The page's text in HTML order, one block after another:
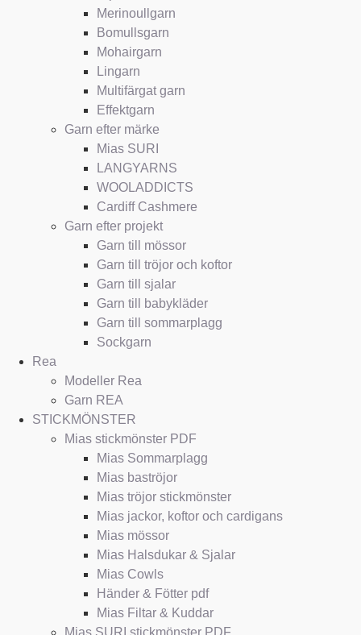
Merinoullgarn
Bomullsgarn
Mohairgarn
Lingarn
Multifärgat garn
Effektgarn
Garn efter märke
Mias SURI
LANGYARNS
WOOLADDICTS
Cardiff Cashmere
Garn efter projekt
Garn till mössor
Garn till tröjor och koftor
Garn till sjalar
Garn till babykläder
Garn till sommarplagg
Sockgarn
Rea
Modeller Rea
Garn REA
STICKMÖNSTER
Mias stickmönster PDF
Mias Sommarplagg
Mias baströjor
Mias tröjor stickmönster
Mias jackor, koftor och cardigans
Mias mössor
Mias Halsdukar & Sjalar
Mias Cowls
Händer & Fötter pdf
Mias Filtar & Kuddar
Mias SURI stickmönster PDF